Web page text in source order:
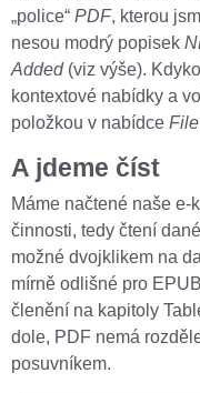
„police“ PDF, kterou
nesou modrý popisek
Added(viz výše).
kontextové nabídky a
položkou v nabídce File
A jdeme číst
Máme načtené naše e-
činnosti, tedy čtení
možné dvojklikem na
mírně odlišné pro
členění na kapitoly
dole, PDF nemá
posuvníkem.